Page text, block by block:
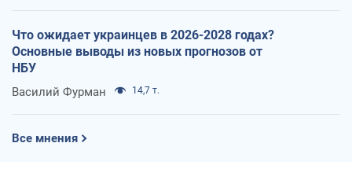
Что ожидает украинцев в 2026-2028 годах?
Основные выводы из новых прогнозов от
НБУ
Василий Фурман 14,7 т.
Все мнения